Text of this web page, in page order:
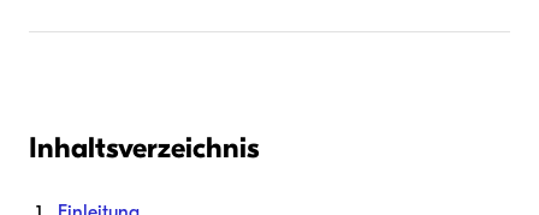
Inhaltsverzeichnis